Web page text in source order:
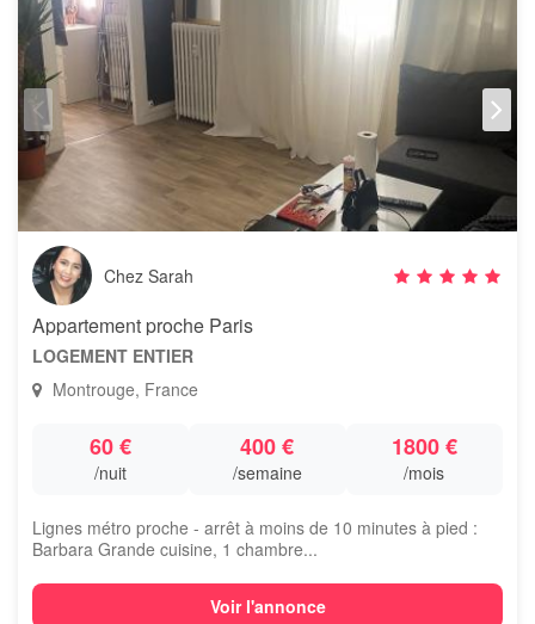
Chez Sarah
Appartement proche Paris
LOGEMENT ENTIER
Montrouge, France
60 €
/nuit
400 €
/semaine
1800 €
/mois
Lignes métro proche - arrêt à moins de 10 minutes à pied :
Barbara Grande cuisine, 1 chambre...
Voir l'annonce